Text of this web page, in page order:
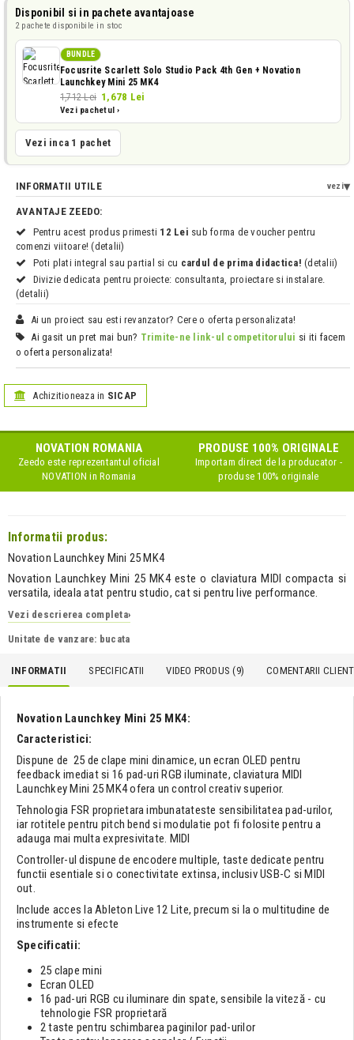
Disponibil si in pachete avantajoase
2 pachete disponibile in stoc
BUNDLE
Focusrite Scarlett Solo Studio Pack 4th Gen + Novation
Launchkey Mini 25 MK4
1,712 Lei 1,678 Lei
Vezi pachetul ›
Vezi inca 1 pachet
INFORMATII UTILE vezi
AVANTAJE ZEEDO:
Pentru acest produs primesti 12 Lei sub forma de voucher pentru
comenzi viitoare! (detalii)
Poti plati integral sau partial si cu cardul de prima didactica! (detalii)
Divizie dedicata pentru proiecte: consultanta, proiectare si instalare.
(detalii)
Ai un proiect sau esti revanzator? Cere o oferta personalizata!
Ai gasit un pret mai bun? Trimite-ne link-ul competitorului si iti facem
o oferta personalizata!
Achizitioneaza in SICAP
NOVATION ROMANIA
Zeedo este reprezentantul oficial
NOVATION in Romania
PRODUSE 100% ORIGINALE
Importam direct de la producator -
produse 100% originale
Informatii produs:
Novation Launchkey Mini 25 MK4
Novation Launchkey Mini 25 MK4 este o claviatura MIDI compacta si
versatila, ideala atat pentru studio, cat si pentru live performance.
Vezi descrierea completa›
Unitate de vanzare: bucata
INFORMATII SPECIFICATII VIDEO PRODUS (9) COMENTARII
Novation Launchkey Mini 25 MK4:
Caracteristici:
Dispune de 25 de clape mini dinamice, un ecran OLED pentru
feedback imediat si 16 pad-uri RGB iluminate, claviatura MIDI
Launchkey Mini 25 MK4 ofera un control creativ superior.
Tehnologia FSR proprietara imbunatateste sensibilitatea pad-urilor,
iar rotitele pentru pitch bend si modulatie pot fi folosite pentru a
adauga mai multa expresivitate. MIDI
Controller-ul dispune de encodere multiple, taste dedicate pentru
functii esentiale si o conectivitate extinsa, inclusiv USB-C si MIDI
out.
Include acces la Ableton Live 12 Lite, precum si la o multitudine de
instrumente si efecte
Specificatii:
25 clape mini
Ecran OLED
16 pad-uri RGB cu iluminare din spate, sensibile la viteză - cu
tehnologie FSR proprietară
2 taste pentru schimbarea paginilor pad-urilor